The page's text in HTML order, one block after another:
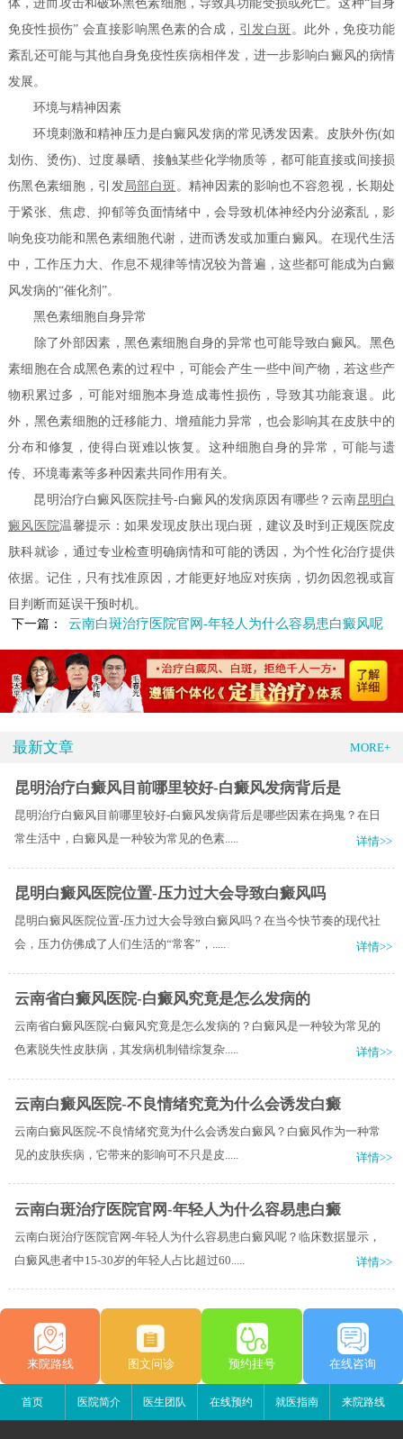
体，进而攻击和破坏黑色素细胞，导致其功能受损或死亡。这种“自身
免疫性损伤” 会直接影响黑色素的合成， 引发白斑 。此外，免疫功能
紊乱还可能与其他自身免疫性疾病相伴发，进一步影响白癜风的病情
发展。
环境与精神因素
环境刺激和精神压力是白癜风发病的常见诱发因素。皮肤外伤(如
划伤、烫伤)、过度暴晒、接触某些化学物质等，都可能直接或间接损
伤黑色素细胞，引发局部白斑 。精神因素的影响也不容忽视，长期处
于紧张、焦虑、抑郁等负面情绪中，会导致机体神经内分泌紊乱，影
响免疫功能和黑色素细胞代谢，进而诱发或加重白癜风。在现代生活
中，工作压力大、作息不规律等情况较为普遍，这些都可能成为白癜
风发病的“催化剂”。
黑色素细胞自身异常
除了外部因素，黑色素细胞自身的异常也可能导致白癜风。黑色
素细胞在合成黑色素的过程中，可能会产生一些中间产物，若这些产
物积累过多，可能对细胞本身造成毒性损伤，导致其功能衰退。此
外，黑色素细胞的迁移能力、增殖能力异常，也会影响其在皮肤中的
分布和修复，使得白斑难以恢复。这种细胞自身的异常，可能与遗
传、环境毒素等多种因素共同作用有关。
昆明治疗白癜风医院挂号-白癜风的发病原因有哪些？云南昆明白
癜风医院温馨提示：如果发现皮肤出现白斑，建议及时到正规医院皮
肤科就诊，通过专业检查明确病情和可能的诱因，为个性化治疗提供
依据。记住，只有找准原因，才能更好地应对疾病，切勿因忽视或盲
目判断而延误干预时机。
下一篇：
云南白斑治疗医院官网-年轻人为什么容易患白癜风呢
最新文章 MORE+
昆明治疗白癜风目前哪里较好-白癜风发病背后是
昆明治疗白癜风目前哪里较好-白癜风发病背后是哪些因素在捣鬼？在日
常生活中，白癜风是一种较为常见的色素.....
详情>>
昆明白癜风医院位置-压力过大会导致白癜风吗
昆明白癜风医院位置-压力过大会导致白癜风吗？在当今快节奏的现代社
会，压力仿佛成了人们生活的“常客”，.....
详情>>
云南省白癜风医院-白癜风究竟是怎么发病的
云南省白癜风医院-白癜风究竟是怎么发病的？白癜风是一种较为常见的
色素脱失性皮肤病，其发病机制错综复杂.....
详情>>
云南白癜风医院-不良情绪究竟为什么会诱发白癜
云南白癜风医院-不良情绪究竟为什么会诱发白癜风？白癜风作为一种常
见的皮肤疾病，它带来的影响可不只是皮.....
详情>>
云南白斑治疗医院官网-年轻人为什么容易患白癜
云南白斑治疗医院官网-年轻人为什么容易患白癜风呢？临床数据显示，
白癜风患者中15-30岁的年轻人占比超过60.....
详情>>
来院路线 图文问诊 预约挂号 在线咨询
首页 医院简介 医生团队 在线预约 就医指南 来院路线